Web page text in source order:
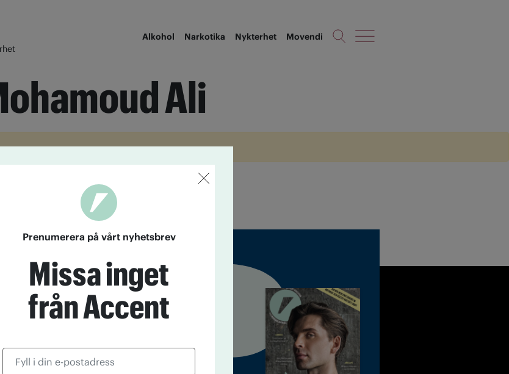
Alkohol Narkotika Nykterhet Movendi
Ali
nykterhet
116 33 Stockholm
Barbro Janson Lundkvist,
Prenumerera på vårt nyhetsbrev
Missa inget
från Accent